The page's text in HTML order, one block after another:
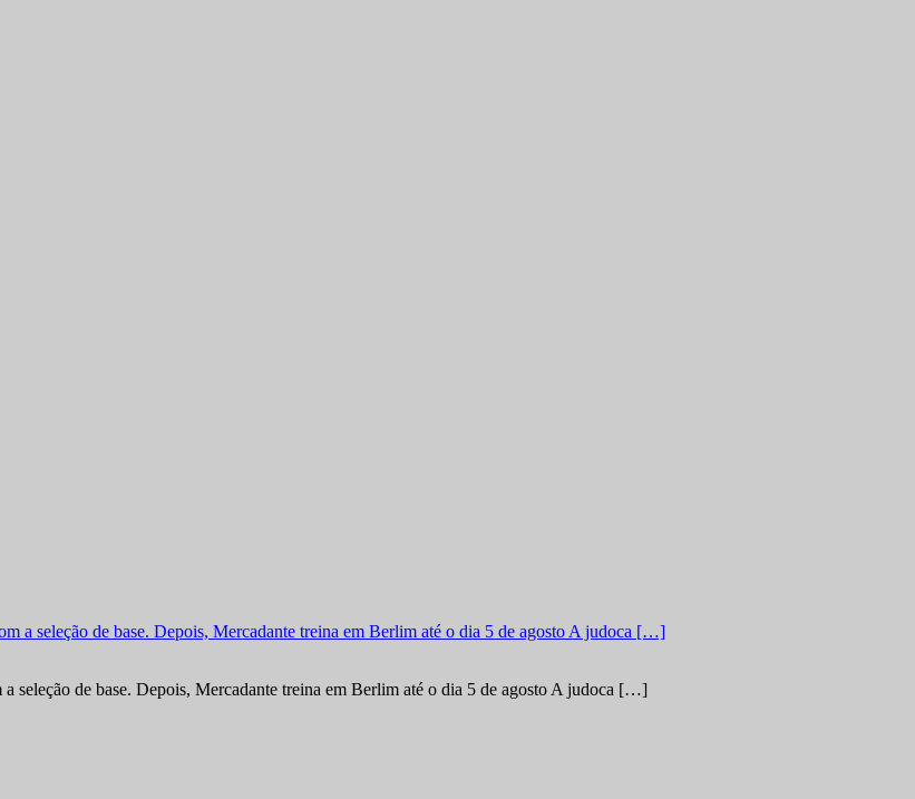
seleção de base. Depois, Mercadante treina em Berlim até o dia 5 de agosto A judoca […]